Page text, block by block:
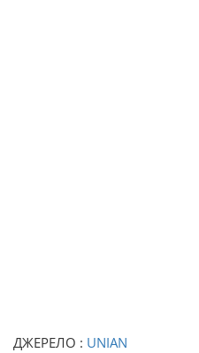
ДЖЕРЕЛО : UNIAN